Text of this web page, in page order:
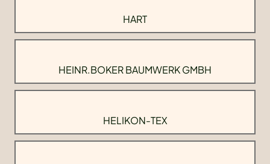
HART
HEINR.BOKER BAUMWERK GMBH
HELIKON-TEX